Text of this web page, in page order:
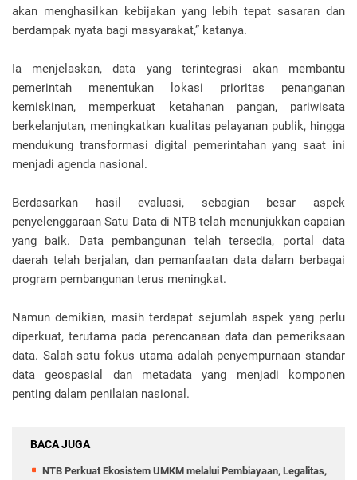
akan menghasilkan kebijakan yang lebih tepat sasaran dan
berdampak nyata bagi masyarakat,” katanya.
Ia menjelaskan, data yang terintegrasi akan membantu
pemerintah menentukan lokasi prioritas penanganan
kemiskinan, memperkuat ketahanan pangan, pariwisata
berkelanjutan, meningkatkan kualitas pelayanan publik, hingga
mendukung transformasi digital pemerintahan yang saat ini
menjadi agenda nasional.
Berdasarkan hasil evaluasi, sebagian besar aspek
penyelenggaraan Satu Data di NTB telah menunjukkan capaian
yang baik. Data pembangunan telah tersedia, portal data
daerah telah berjalan, dan pemanfaatan data dalam berbagai
program pembangunan terus meningkat.
Namun demikian, masih terdapat sejumlah aspek yang perlu
diperkuat, terutama pada perencanaan data dan pemeriksaan
data. Salah satu fokus utama adalah penyempurnaan standar
data geospasial dan metadata yang menjadi komponen
penting dalam penilaian nasional.
BACA JUGA
NTB Perkuat Ekosistem UMKM melalui Pembiayaan, Legalitas,